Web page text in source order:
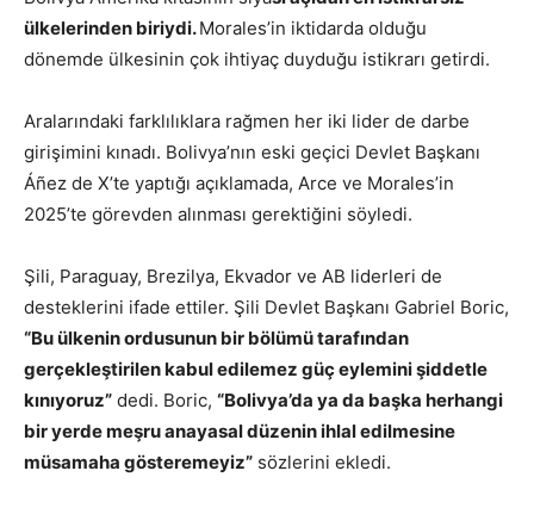
ülkelerinden biriydi.Morales’in iktidarda olduğu
dönemde ülkesinin çok ihtiyaç duyduğu istikrarı getirdi.
Aralarındaki farklılıklara rağmen her iki lider de darbe
girişimini kınadı. Bolivya’nın eski geçici Devlet Başkanı
Áñez de X’te yaptığı açıklamada, Arce ve Morales’in
2025’te görevden alınması gerektiğini söyledi.
Şili, Paraguay, Brezilya, Ekvador ve AB liderleri de
desteklerini ifade ettiler. Şili Devlet Başkanı Gabriel Boric,
“Bu ülkenin ordusunun bir bölümü tarafından
gerçekleştirilen kabul edilemez güç eylemini şiddetle
kınıyoruz” dedi. Boric, “Bolivya’da ya da başka herhangi
bir yerde meşru anayasal düzenin ihlal edilmesine
müsamaha gösteremeyiz” sözlerini ekledi.